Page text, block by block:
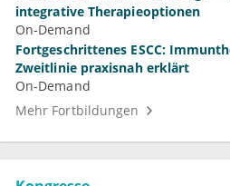
integrative Therapieoptionen
On-Demand
Fortgeschrittenes ESCC:
Zweitlinie praxisnah erklärt
On-Demand
Mehr Fortbildungen